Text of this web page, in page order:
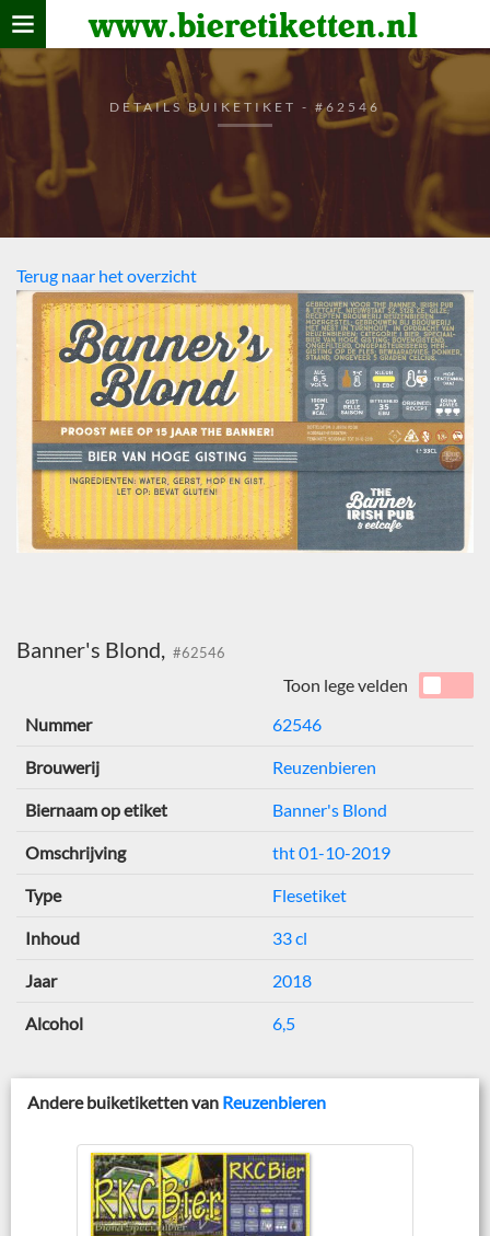
www.bieretiketten.nl
Home
verzamelen
De bierkaart
Bezoekers
DETAILS BUIKETIKET - #62546
Terug naar het overzicht
Banner's Blond, #62546
Toon lege velden
Nummer
62546
Brouwerij Reuzenbieren
Biernaam op etiket Banner's Blond
Omschrijving tht 01-10-2019
Type Flesetiket
Inhoud 33 cl
Jaar 2018
Alcohol 6,5
Andere buiketiketten van Reuzenbieren